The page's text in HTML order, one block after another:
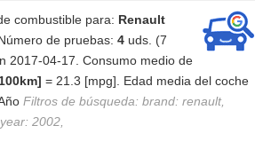
combustible para: Renault
de pruebas: 4uds. (7
2017-04-17. Consumo medio de
= 21.3 [mpg]. Edad media del coche
Filtros de búsqueda: brand: renault,
2002,